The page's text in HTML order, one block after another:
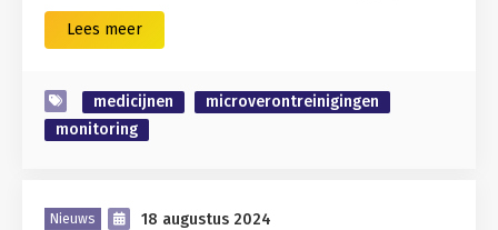
Lees meer
medicijnen
microverontreinigingen
monitoring
Nieuws 18 augustus 2024